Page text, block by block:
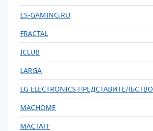
ES-GAMING.RU
FRACTAL
ICLUB
LARGA
LG ELECTRONICS ПРЕДСТАВИТЕЛЬСТВО
MACHOME
MACTAFF